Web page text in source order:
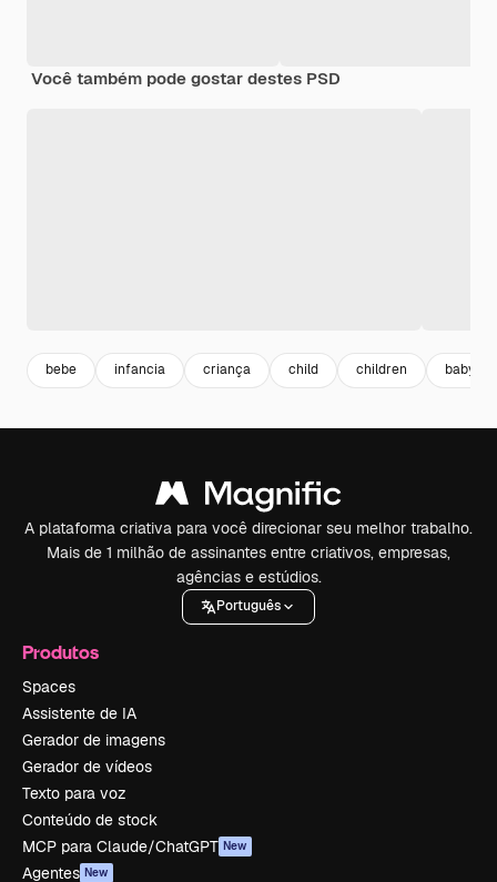
Você também pode gostar destes PSD
bebe infancia criança child children baby
A plataforma criativa para você direcionar seu melhor trabalho.
Mais de 1 milhão de assinantes entre criativos, empresas,
agências e estúdios.
Português
Produtos
Spaces
Assistente de IA
Gerador de imagens
Gerador de vídeos
Texto para voz
Conteúdo de stock
MCP para Claude/ChatGPT New
Agentes New